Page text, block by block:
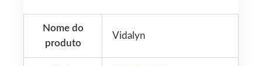
Nome do
produto
Vidalyn